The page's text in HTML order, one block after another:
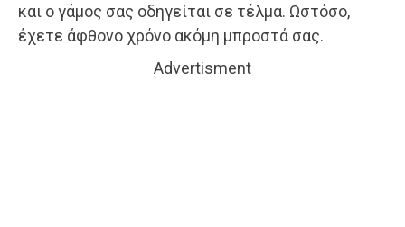
και ο γάμος σας οδηγείται σε τέλμα. Ωστόσο,
έχετε άφθονο χρόνο ακόμη μπροστά σας.
Advertisment